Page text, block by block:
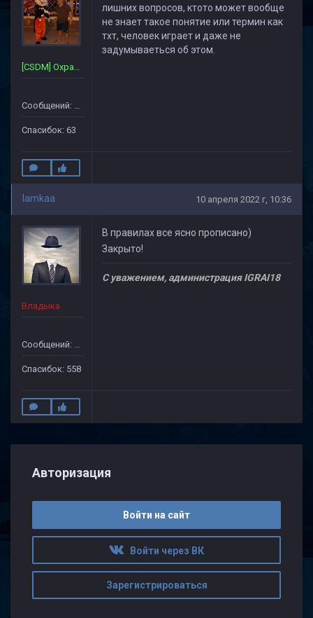
[CSDM] Охрана~Сервера
Сообщений: 357
Спасибок: 63
лишних вопросов, ктото может вообще
не знает такое понятие или термин как
тхт, человек играет и даже не
задумываеться об этом.
lamkaa 10 апреля 2022 г, 10:36
Владыка
Сообщений: 1971
Спасибок: 558
В правилах все ясно прописано)
Закрыто!
С уважением, администрация IGRAI18
Авторизация
Войти на сайт
Войти через ВК
Зарегистрироваться